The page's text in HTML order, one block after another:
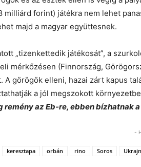
milliárd forint) játékra nem lehet
majd a magyar együttesnek.
„tizenkettedik játékosát”, a
mérkőzésen (Finnország,
A görögök elleni, hazai zárt kapus
a jól megszokott
re­mény az Eb-re, ebben bíz­hat­nak
-
keresztapa orbán rino Soros